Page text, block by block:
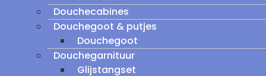
Douchecabines
Douchegoot & putjes
Douchegoot
Douchegarnituur
Glijstangset